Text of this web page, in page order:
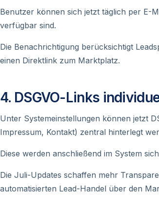
Benutzer können sich jetzt täglich per E-
verfügbar sind.
Die Benachrichtigung berücksichtigt
einen Direktlink zum Marktplatz.
4. DSGVO-Links
Unter Systemeinstellungen können jetzt
Impressum, Kontakt) zentral hinterlegt
Diese werden anschließend im System
Die Juli-Updates schaffen mehr
automatisierten Lead-Handel über den